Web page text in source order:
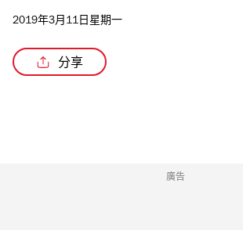
2019年3月11日星期一
分享
廣告